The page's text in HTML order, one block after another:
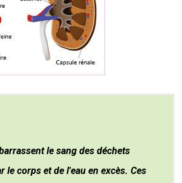
le sang des déchets
le corps et de l'eau en excès. Ces